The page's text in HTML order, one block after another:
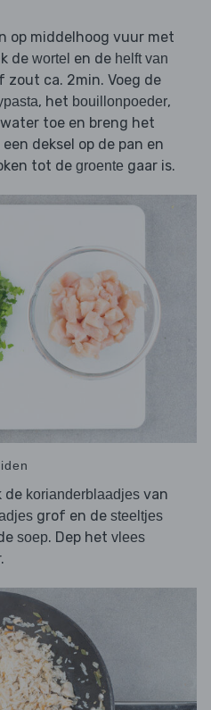
op middelhoog vuur met
de wortel en de helft van
zout ca. 2min. Voeg de
, het bouillonpoeder,
toe en breng het
deksel op de pan en
tot de groente gaar is.
de korianderblaadjes van
grof en de steeltjes
soep. Dep het vlees